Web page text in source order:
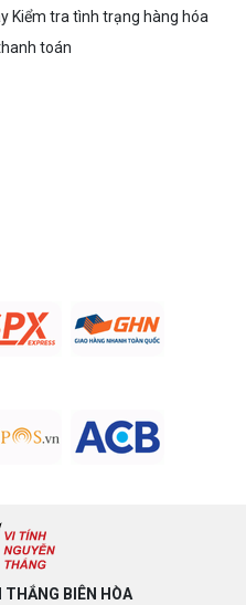
Kiểm tra tình trạng hàng hóa
toán
THẮNG BIÊN HÒA​